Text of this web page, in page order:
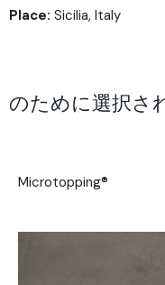
Place: Sicilia, Italy
のために選択さ
Microtopping®